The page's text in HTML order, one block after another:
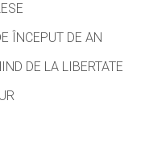
ÎNCEPUT DE AN
DE LA LIBERTATE